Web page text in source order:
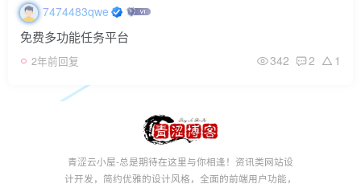
7474483qwe
免费多功能任务平台
2年前回复 342 2 1
青涩云小屋-总是期待在这里与你相逢！资讯类网站设
计开发，简约优雅的设计风格，全面的前端用户功能，